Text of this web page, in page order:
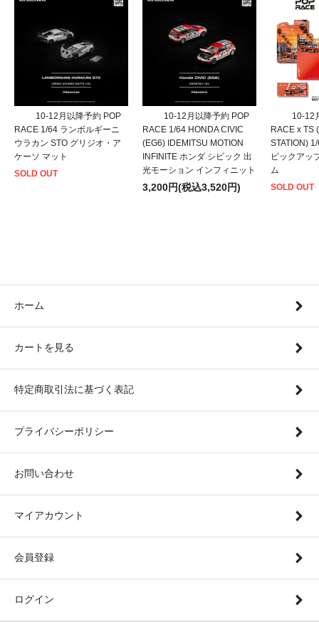
10-12月以降予約 POP
RACE 1/64 ランボルギーニ
ウラカン STO グリジオ・ア
ケーソ マット
SOLD OUT
10-12月以降予約 POP
RACE 1/64 HONDA CIVIC
(EG6) IDEMITSU MOTION
INFINITE ホンダ シビック 出
光モーション インフィニット
3,200円(税込3,520円)
10-12
RACE x TS
STATION)
ピックアッ
ム
SOLD OUT
ホーム
カートを見る
特定商取引法に基づく表記
プライバシーポリシー
お問い合わせ
マイアカウント
会員登録
ログイン